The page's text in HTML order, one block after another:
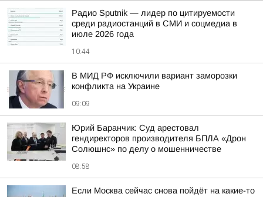
Радио Sputnik — лидер по цитируемости
среди радиостанций в СМИ и соцмедиа в
июле 2026 года
10:44
В МИД РФ исключили вариант заморозки
конфликта на Украине
09:09
Юрий Баранчик: Суд арестовал
гендиректоров производителя БПЛА «Дрон
Солюшнс» по делу о мошенничестве
08:58
Если Москва сейчас снова пойдёт на какие-то